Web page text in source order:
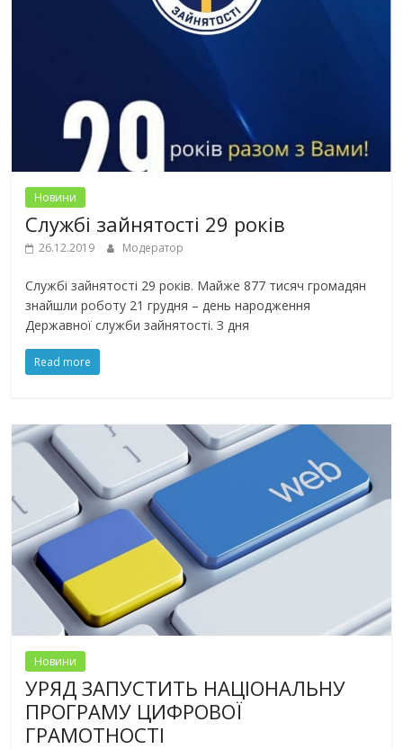
Новини
Службі зайнятості 29 років
26.12.2019 Модератор
Службі зайнятості 29 років. Майже 877 тисяч громадян
знайшли роботу 21 грудня – день народження
Державної служби зайнятості. З дня
Read more
Новини
УРЯД ЗАПУСТИТЬ НАЦІОНАЛЬНУ
ПРОГРАМУ ЦИФРОВОЇ
ГРАМОТНОСТІ